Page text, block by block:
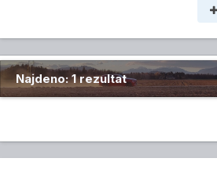
Najdeno: 1 rezultat